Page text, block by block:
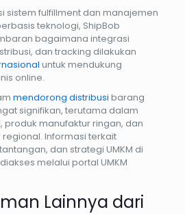
sistem fulfillment dan manajemen
teknologi, ShipBob
bagaimana integrasi
dan tracking dilakukan
untuk mendukung
online.
mendorong distribusi barang
signifikan, terutama dalam
produk manufaktur ringan, dan
Informasi terkait
dan strategi UMKM di
melalui portal UMKM
Lainnya dari